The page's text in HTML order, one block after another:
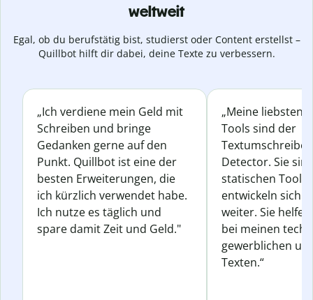
weltweit
Egal, ob du berufstätig bist, studierst oder Content erstellst –
Quillbot hilft dir dabei, deine Texte zu verbessern.
„Ich verdiene mein Geld mit
Schreiben und bringe
Gedanken gerne auf den
Punkt. Quillbot ist eine der
besten Erweiterungen, die
ich kürzlich verwendet habe.
Ich nutze es täglich und
spare damit Zeit und Geld."
„Meine liebsten
Tools sind der
Detector. Sie
statischen
entwickeln sich
weiter. Sie
bei meinen
gewerblichen
Texten.“